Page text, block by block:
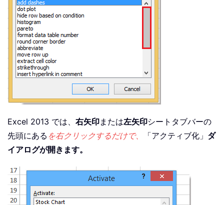
Excel 2013 では、 右矢印または左矢印シートタブバーの
先頭にある を右クリックするだけで、 「アクティブ化」 ダ
イアログが開きます。